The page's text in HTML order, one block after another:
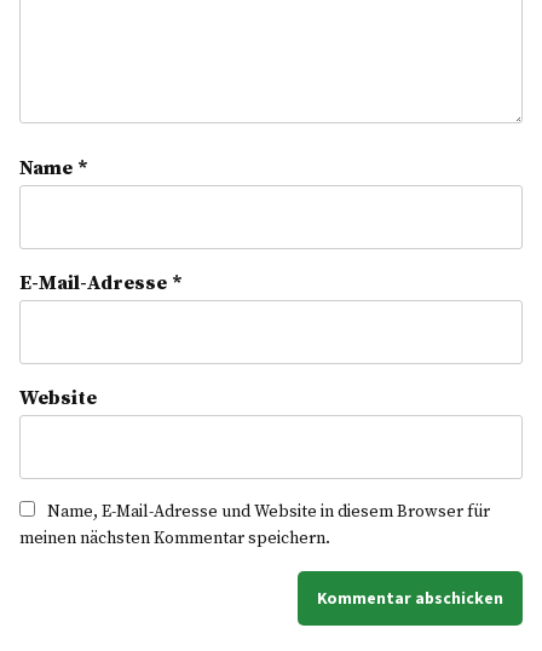
Name *
E-Mail-Adresse *
Website
Name, E-Mail-Adresse und Website in diesem Browser für
meinen nächsten Kommentar speichern.